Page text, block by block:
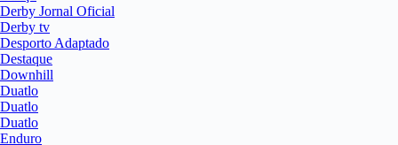
Derby Jornal Oficial
Derby tv
Desporto Adaptado
Destaque
Downhill
Duatlo
Duatlo
Duatlo
Enduro